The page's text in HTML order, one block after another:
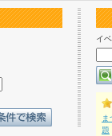
イ
ま
題